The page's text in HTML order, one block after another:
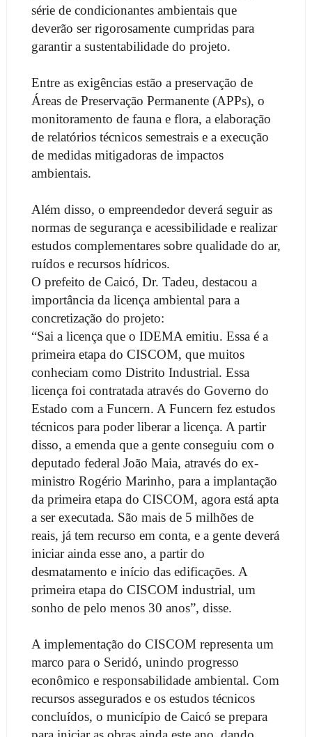
série de condicionantes ambientais que
deverão ser rigorosamente cumpridas para
garantir a sustentabilidade do projeto.
Entre as exigências estão a preservação de
Áreas de Preservação Permanente (APPs), o
monitoramento de fauna e flora, a elaboração
de relatórios técnicos semestrais e a execução
de medidas mitigadoras de impactos
ambientais.
Além disso, o empreendedor deverá seguir as
normas de segurança e acessibilidade e realizar
estudos complementares sobre qualidade do ar,
ruídos e recursos hídricos.
O prefeito de Caicó, Dr. Tadeu, destacou a
importância da licença ambiental para a
concretização do projeto:
“Sai a licença que o IDEMA emitiu. Essa é a
primeira etapa do CISCOM, que muitos
conheciam como Distrito Industrial. Essa
licença foi contratada através do Governo do
Estado com a Funcern. A Funcern fez estudos
técnicos para poder liberar a licença. A partir
disso, a emenda que a gente conseguiu com o
deputado federal João Maia, através do ex-
ministro Rogério Marinho, para a implantação
da primeira etapa do CISCOM, agora está apta
a ser executada. São mais de 5 milhões de
reais, já tem recurso em conta, e a gente deverá
iniciar ainda esse ano, a partir do
desmatamento e início das edificações. A
primeira etapa do CISCOM industrial, um
sonho de pelo menos 30 anos”, disse.
A implementação do CISCOM representa um
marco para o Seridó, unindo progresso
econômico e responsabilidade ambiental. Com
recursos assegurados e os estudos técnicos
concluídos, o município de Caicó se prepara